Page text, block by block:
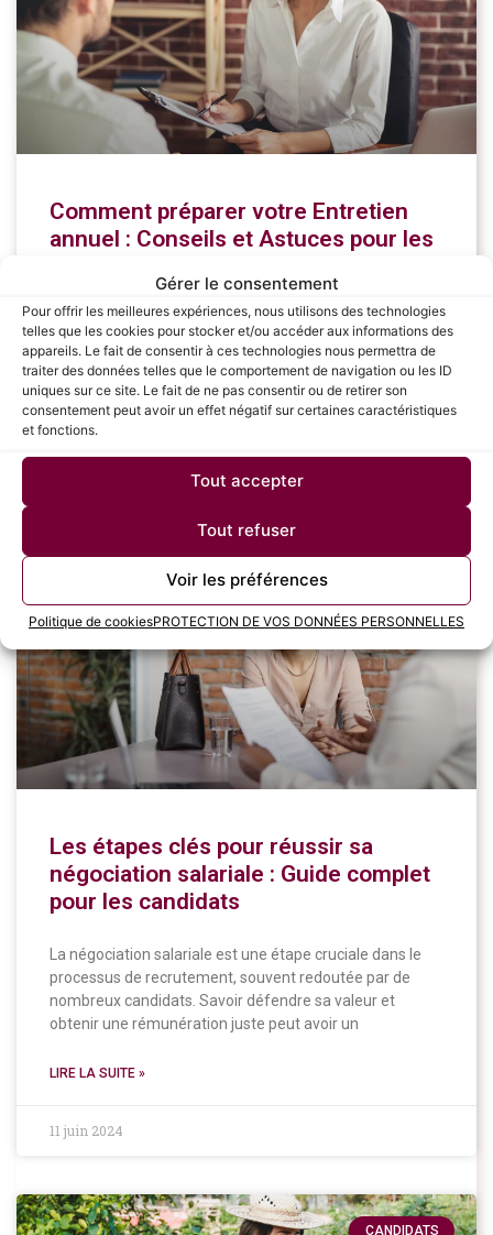
Gérer le consentement
Pour offrir les meilleures expériences, nous utilisons des technologies
telles que les cookies pour stocker et/ou accéder aux informations des
appareils. Le fait de consentir à ces technologies nous permettra de
traiter des données telles que le comportement de navigation ou les ID
uniques sur ce site. Le fait de ne pas consentir ou de retirer son
consentement peut avoir un effet négatif sur certaines caractéristiques
et fonctions.
Tout accepter
Tout refuser
Voir les préférences
Politique de cookiesPROTECTION DE VOS DONNÉES PERSONNELLES
Comment préparer votre Entretien
annuel : Conseils et Astuces pour les
L’entretien annuel est une étape cruciale pour chaque
salarié, offrant une opportunité de faire le point sur ses
réalisations, de recevoir des feedbacks constructifs et
de planifier son développement professionnel.
LIRE LA SUITE »
Les étapes clés pour réussir sa
négociation salariale : Guide complet
pour les candidats
La négociation salariale est une étape cruciale dans le
processus de recrutement, souvent redoutée par de
nombreux candidats. Savoir défendre sa valeur et
obtenir une rémunération juste peut avoir un
LIRE LA SUITE »
11 juin 2024
CANDIDATS